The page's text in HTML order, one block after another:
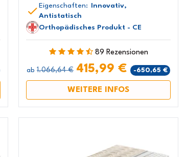
Eigenschaften:
Innovativ,
Antistatisch
Orthopädisches Produkt - CE
89 Rezensionen
ab 1.066,64 € 415,99 € -650,65 €
WEITERE INFOS